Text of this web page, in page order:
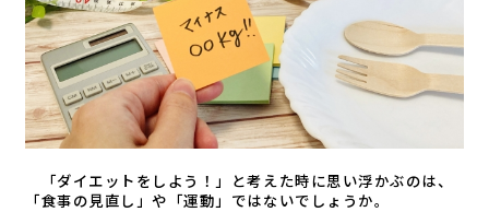
「ダイエットをしよう！」と考えた時に思い浮かぶのは、
「食事の見直し」や「運動」ではないでしょうか。